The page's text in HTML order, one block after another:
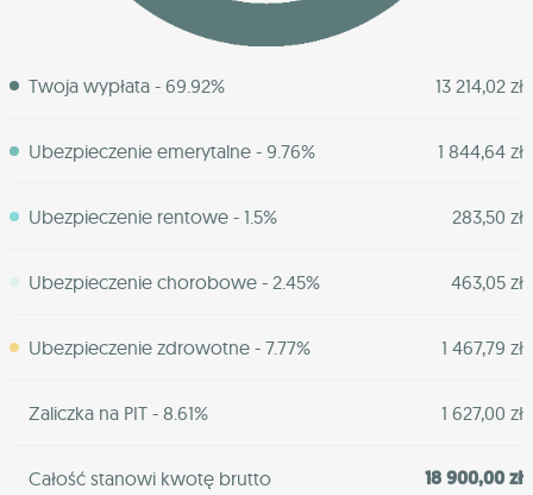
Twoja wypłata - 69.92% 13 214,02 zł
Ubezpieczenie emerytalne - 9.76% 1 844,64 zł
Ubezpieczenie rentowe - 1.5% 283,50 zł
Ubezpieczenie chorobowe - 2.45% 463,05 zł
Ubezpieczenie zdrowotne - 7.77% 1 467,79 zł
Zaliczka na PIT - 8.61% 1 627,00 zł
Całość stanowi kwotę brutto 18 900,00 zł